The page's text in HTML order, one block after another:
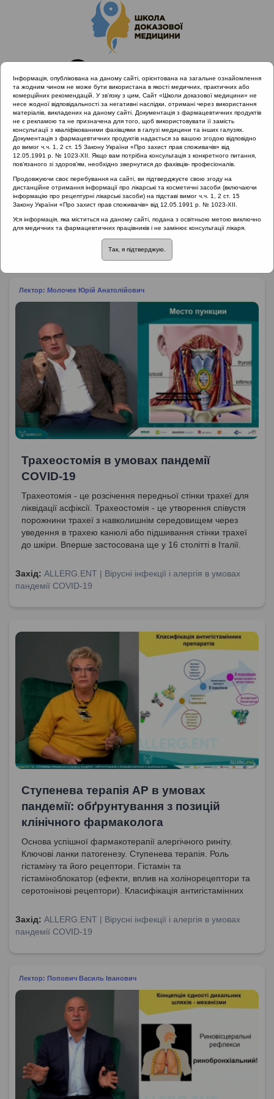
Головна
Проведені заходи
ALLERG.ENT | Вірусні інфекції і алергія в умовах пандемії
COVID-19
ALLERG.ENT | Вірусні інфекції і
алергія в умовах пандемії COVID-19
Лектор: Молочек Юрій Анатолійович
Трахеостомія в умовах пандемії
COVID-19
Трахеотомія - це розсічення передньої стінки трахеї для
ліквідації асфіксії. Трахеостомія - це утворення співустя
порожнини трахеї з навколишнім середовищем через
уведення в трахею канюлі або підшивання стінки трахеї
до шкіри. Вперше застосована ще у 16 столітті в Італії.
Захід: ALLERG.ENT | Вірусні інфекції і алергія в умовах
пандемії COVID-19
Ступенева терапія АР в умовах
пандемії: обґрунтування з позицій
клінічного фармаколога
Основа успішної фармакотерапії алергічного риніту.
Ключові ланки патогенезу. Ступенева терапія. Роль
гістаміну та його рецептори. Гістамін та
гістаміноблокатор (ефекти, вплив на холінорецептори та
серотонінові рецептори). Класифікація антигістамінних
Захід: ALLERG.ENT | Вірусні інфекції і алергія в умовах
пандемії COVID-19
Лектор: Попович Василь Іванович
Інформація, опублікована на даному сайті, орієнтована на загальне ознайомлення
та жодним чином не може бути використана в якості медичних, практичних або
комерційних рекомендацій. У зв’язку з цим, Сайт «Школи доказової медицини» не
несе жодної відповідальності за негативні наслідки, отримані через використання
матеріалів, викладених на даному сайті. Документація з фармацевтичних продуктів
не є рекламою та не призначена для того, щоб використовувати її замість
консультації з кваліфікованими фахівцями в галузі медицини та інших галузях.
Документація з фармацевтичних продуктів надається за вашою згодою відповідно
до вимог ч.ч. 1, 2 ст. 15 Закону України «Про захист прав споживачів» від
12.05.1991 р. № 1023-XII. Якщо вам потрібна консультація з конкретного питання,
пов’язаного зі здоров’ям, необхідно звернутися до фахівців- професіоналів.
Продовжуючи своє перебування на сайті, ви підтверджуєте свою згоду на
дистанційне отримання інформації про лікарські та косметичні засоби (включаючи
інформацію про рецептурні лікарські засоби) на підставі вимог ч.ч. 1, 2 ст. 15
Закону України «Про захист прав споживачів» від 12.05.1991 р. № 1023-XII.
Уся інформація, яка міститься на даному сайті, подана з освітньою метою виключно
для медичних та фармацевтичних працівників і не замінює консультації лікаря.
Так, я підтверджую.